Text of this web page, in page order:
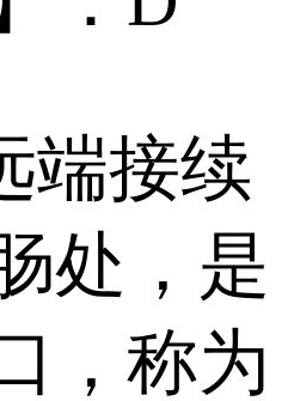
端接续
处，是
，称为